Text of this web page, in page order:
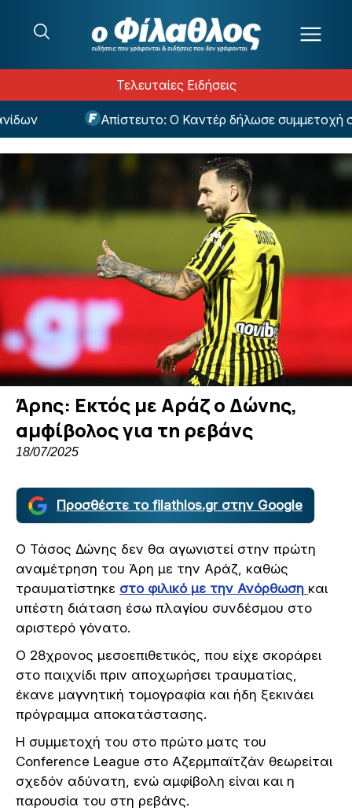
Τελευταίες Ειδήσεις
Απίστευτο: Ο Καντέρ δήλωσε συμμετοχή
Άρης: Εκτός με Αράζ ο Δώνης,
αμφίβολος για τη ρεβάνς
18/07/2025
Προσθέστε το filathlos.gr στην Google
Ο Τάσος Δώνης δεν θα αγωνιστεί στην πρώτη
αναμέτρηση του Άρη με την Αράζ, καθώς
τραυματίστηκε στο φιλικό με την Ανόρθωση και
υπέστη διάταση έσω πλαγίου συνδέσμου στο
αριστερό γόνατο.
Ο 28χρονος μεσοεπιθετικός, που είχε σκοράρει
στο παιχνίδι πριν αποχωρήσει τραυματίας,
έκανε μαγνητική τομογραφία και ήδη ξεκινάει
πρόγραμμα αποκατάστασης.
Η συμμετοχή του στο πρώτο ματς του
Conference League στο Αζερμπαϊτζάν θεωρείται
σχεδόν αδύνατη, ενώ αμφίβολη είναι και η
παρουσία του στη ρεβάνς.